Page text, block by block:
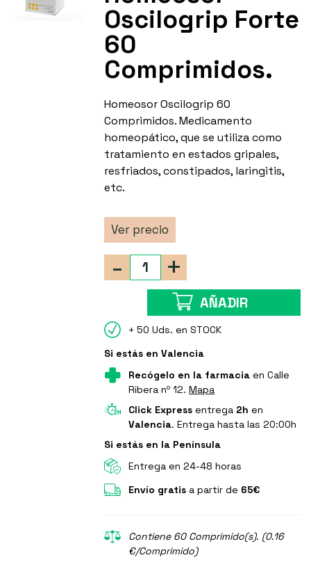
Oscilogrip Forte
60
Comprimidos.
Homeosor Oscilogrip 60
Comprimidos. Medicamento
homeopático, que se utiliza como
tratamiento en estados gripales,
resfriados, constipados, laringitis,
etc.
Ver precio
+
-
AÑADIR
+ 50 Uds. en STOCK
Si estás en Valencia
Recógelo en la farmacia en Calle
Ribera nº 12.Mapa
Click Express entrega 2h en
Valencia. Entrega hasta las 20:00h
Si estás en la Península
Entrega en 24-48 horas
Envío gratis a partir de 65€
Contiene 60 Comprimido(s). (0.16
€/Comprimido)